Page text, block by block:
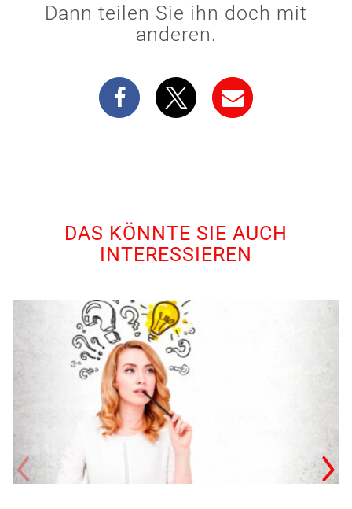
Dann teilen Sie ihn doch mit
anderen.
DAS KÖNNTE SIE AUCH
INTERESSIEREN